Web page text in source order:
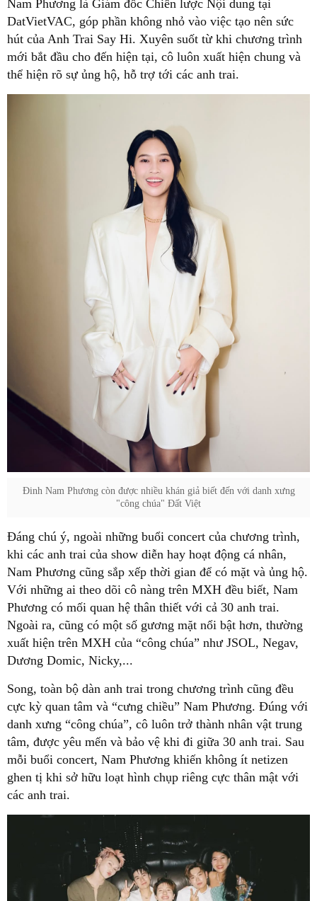
Nam Phương là Giám đốc Chiến lược Nội dung tại
DatVietVAC, góp phần không nhỏ vào việc tạo nên sức
hút của Anh Trai Say Hi. Xuyên suốt từ khi chương trình
mới bắt đầu cho đến hiện tại, cô luôn xuất hiện chung và
thể hiện rõ sự ủng hộ, hỗ trợ tới các anh trai.
Đinh Nam Phương còn được nhiều khán giả biết đến với danh xưng
"công chúa" Đất Việt
Đáng chú ý, ngoài những buổi concert của chương trình,
khi các anh trai của show diễn hay hoạt động cá nhân,
Nam Phương cũng sắp xếp thời gian để có mặt và ủng hộ.
Với những ai theo dõi cô nàng trên MXH đều biết, Nam
Phương có mối quan hệ thân thiết với cả 30 anh trai.
Ngoài ra, cũng có một số gương mặt nổi bật hơn, thường
xuất hiện trên MXH của “công chúa” như JSOL, Negav,
Dương Domic, Nicky,...
Song, toàn bộ dàn anh trai trong chương trình cũng đều
cực kỳ quan tâm và “cưng chiều” Nam Phương. Đúng với
danh xưng “công chúa”, cô luôn trở thành nhân vật trung
tâm, được yêu mến và bảo vệ khi đi giữa 30 anh trai. Sau
mỗi buổi concert, Nam Phương khiến không ít netizen
ghen tị khi sở hữu loạt hình chụp riêng cực thân mật với
các anh trai.